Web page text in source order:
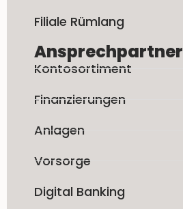
Filiale Rümlang
Ansprechpartner
Kontosortiment
Finanzierungen
Anlagen
Vorsorge
Digital Banking